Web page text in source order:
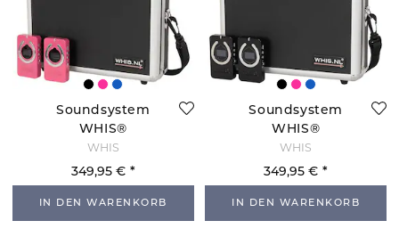
Soundsystem
WHIS®
Competition
Complete - Rosa
WHIS
349,95 €
IN DEN WARENKORB
Soundsystem
WHIS®
Competition
Complete -
Schwarz
WHIS
349,95 €
IN DEN WARENKORB